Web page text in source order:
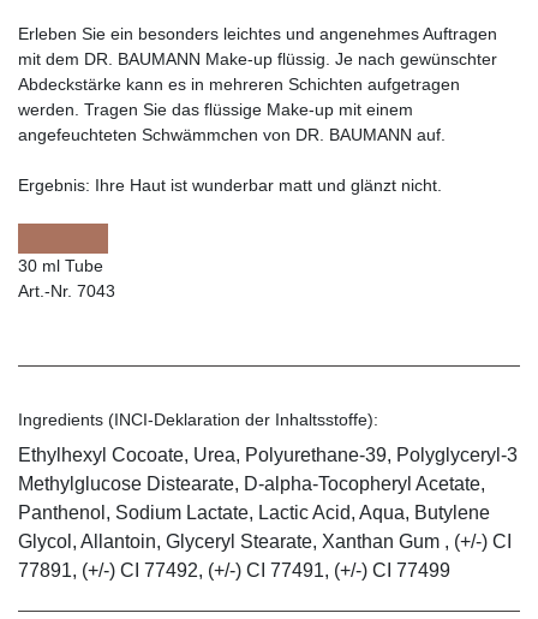
Erleben Sie ein besonders leichtes und angenehmes Auftragen
mit dem DR. BAUMANN Make-up flüssig. Je nach gewünschter
Abdeckstärke kann es in mehreren Schichten aufgetragen
werden. Tragen Sie das flüssige Make-up mit einem
angefeuchteten Schwämmchen von DR. BAUMANN auf.
Ergebnis: Ihre Haut ist wunderbar matt und glänzt nicht.
30 ml Tube
Art.-Nr. 7043
Ingredients (INCI-Deklaration der Inhaltsstoffe):
Ethylhexyl Cocoate, Urea, Polyurethane-39, Polyglyceryl-3
Methylglucose Distearate, D-alpha-Tocopheryl Acetate,
Panthenol, Sodium Lactate, Lactic Acid, Aqua, Butylene
Glycol, Allantoin, Glyceryl Stearate, Xanthan Gum , (+/-) CI
77891, (+/-) CI 77492, (+/-) CI 77491, (+/-) CI 77499